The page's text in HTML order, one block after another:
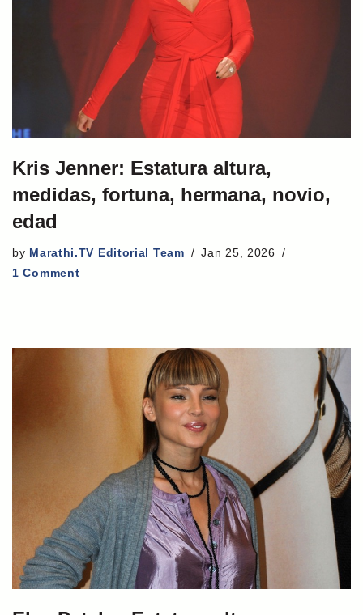
Kris Jenner: Estatura altura,
medidas, fortuna, hermana, novio,
edad
by Marathi.TV Editorial Team
Jan 25, 2026
1 Comment